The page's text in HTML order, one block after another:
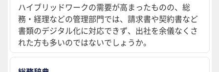
ハイブリッドワークの需要が高まったものの、総
務・経理などの管理部門では、請求書や契約書など
書類のデジタル化に対応できず、出社を余儀なくさ
れた方も多いのではないでしょうか。